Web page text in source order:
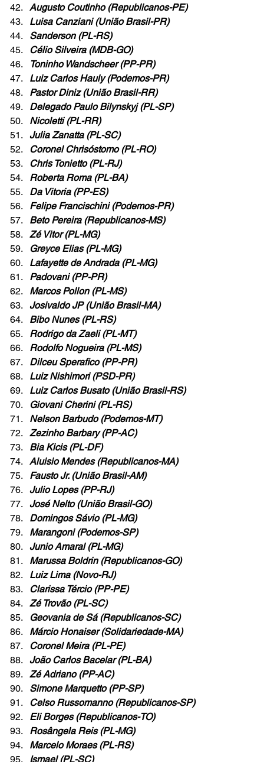
Augusto Coutinho (Republicanos-PE)
Luisa Canziani (União Brasil-PR)
Sanderson (PL-RS)
Célio Silveira (MDB-GO)
Toninho Wandscheer (PP-PR)
Luiz Carlos Hauly (Podemos-PR)
Pastor Diniz (União Brasil-RR)
Delegado Paulo Bilynskyj (PL-SP)
Nicoletti (PL-RR)
Julia Zanatta (PL-SC)
Coronel Chrisóstomo (PL-RO)
Chris Tonietto (PL-RJ)
Roberta Roma (PL-BA)
Da Vitoria (PP-ES)
Felipe Francischini (Podemos-PR)
Beto Pereira (Republicanos-MS)
Zé Vitor (PL-MG)
Greyce Elias (PL-MG)
Lafayette de Andrada (PL-MG)
Padovani (PP-PR)
Marcos Pollon (PL-MS)
Josivaldo JP (União Brasil-MA)
Bibo Nunes (PL-RS)
Rodrigo da Zaeli (PL-MT)
Rodolfo Nogueira (PL-MS)
Dilceu Sperafico (PP-PR)
Luiz Nishimori (PSD-PR)
Luiz Carlos Busato (União Brasil-RS)
Giovani Cherini (PL-RS)
Nelson Barbudo (Podemos-MT)
Zezinho Barbary (PP-AC)
Bia Kicis (PL-DF)
Aluisio Mendes (Republicanos-MA)
Fausto Jr. (União Brasil-AM)
Julio Lopes (PP-RJ)
José Nelto (União Brasil-GO)
Domingos Sávio (PL-MG)
Marangoni (Podemos-SP)
Junio Amaral (PL-MG)
Marussa Boldrin (Republicanos-GO)
Luiz Lima (Novo-RJ)
Clarissa Tércio (PP-PE)
Zé Trovão (PL-SC)
Geovania de Sá (Republicanos-SC)
Márcio Honaiser (Solidariedade-MA)
Coronel Meira (PL-PE)
João Carlos Bacelar (PL-BA)
Zé Adriano (PP-AC)
Simone Marquetto (PP-SP)
Celso Russomanno (Republicanos-SP)
Eli Borges (Republicanos-TO)
Rosângela Reis (PL-MG)
Marcelo Moraes (PL-RS)
Ismael (PL-SC)